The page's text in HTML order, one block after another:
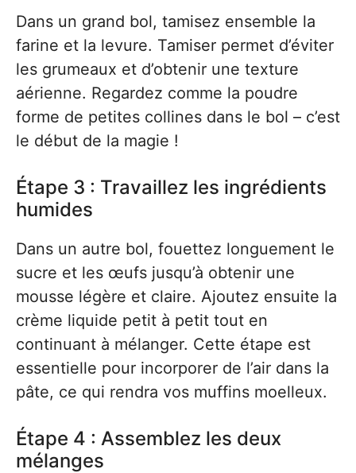
Dans un grand bol, tamisez ensemble la
farine et la levure. Tamiser permet d’éviter
les grumeaux et d’obtenir une texture
aérienne. Regardez comme la poudre
forme de petites collines dans le bol – c’est
le début de la magie !
Étape 3 : Travaillez les ingrédients
humides
Dans un autre bol, fouettez longuement le
sucre et les œufs jusqu’à obtenir une
mousse légère et claire. Ajoutez ensuite la
crème liquide petit à petit tout en
continuant à mélanger. Cette étape est
essentielle pour incorporer de l’air dans la
pâte, ce qui rendra vos muffins moelleux.
Étape 4 : Assemblez les deux
mélanges